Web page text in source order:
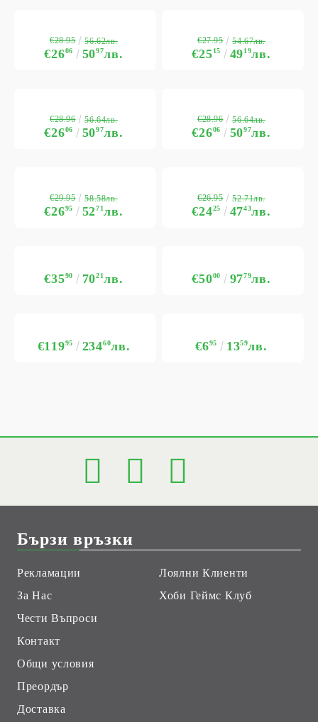
€2606 5097лв.
€28.95 56.62лв.
€2515 4919лв.
€27.95 54.67лв.
€2606 5097лв.
€28.96 56.64лв.
€2606 5097лв.
€28.96 56.64лв.
€2695 5271лв.
€29.95 58.58лв.
€2425 4743лв.
€26.95 52.71лв.
€3590 7021лв. €5000 9779лв.
€11995 23460лв. €695 1359лв.
Бързи връзки
Рекламации
За Нас
Чести Въпроси
Контакт
Общи условия
Преордър
Доставка
Лоялни Клиенти
Хоби Геймс Клуб